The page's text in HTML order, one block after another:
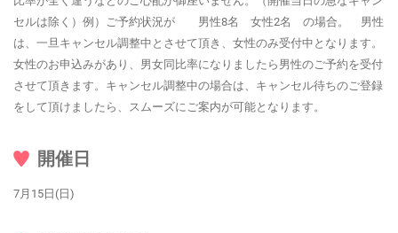
セルは除く）例）ご予約状況が 男性8名 女性2名 の場合。 男性
は、一旦キャンセル調整中とさせて頂き、女性のみ受付中となります。
女性のお申込みがあり、男女同比率になりましたら男性のご予約を受付
させて頂きます。キャンセル調整中の場合は、キャンセル待ちのご登録
をして頂けましたら、スムーズにご案内が可能となります。
開催日
7月15日(日)